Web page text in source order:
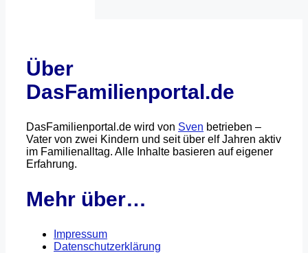
Über
DasFamilienportal.de
DasFamilienportal.de wird von Sven betrieben –
Vater von zwei Kindern und seit über elf Jahren aktiv
im Familienalltag. Alle Inhalte basieren auf eigener
Erfahrung.
Mehr über…
Impressum
Datenschutzerklärung